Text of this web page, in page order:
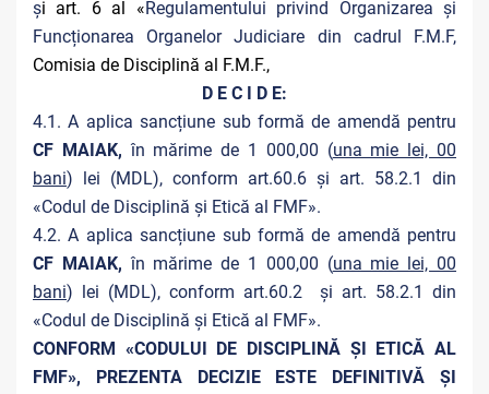
și art. 6 al «Regulamentului privind Organizarea și
Funcționarea Organelor Judiciare din cadrul F.M.F,
Comisia de Disciplină al F.M.F.,
D E C I D E:
4.1. A aplica sancțiune sub formă de amendă pentru
CF MAIAK,în mărime de 1 000,00 (una mie lei, 00
bani) lei (MDL), conform art.60.6 și art. 58.2.1 din
«Codul de Disciplină și Etică al FMF».
4.2. A aplica sancțiune sub formă de amendă pentru
CF MAIAK, în mărime de 1 000,00 (una mie lei, 00
bani) lei (MDL), conform art.60.2 și art. 58.2.1 din
«Codul de Disciplină și Etică al FMF».
CONFORM «CODULUI DE DISCIPLINĂ ȘI ETICĂ AL
FMF», PREZENTA DECIZIE ESTE DEFINITIVĂ ŞI